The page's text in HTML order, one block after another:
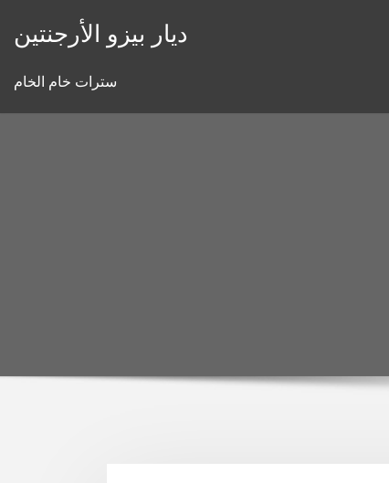
ديار بيزو الأرجنتين
سترات خام الخام